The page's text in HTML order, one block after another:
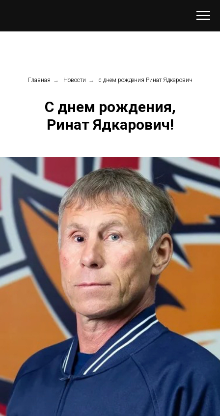
Главная → Новости → с днем рождения Ринат Ядкарович
С днем рождения,
Ринат Ядкарович!